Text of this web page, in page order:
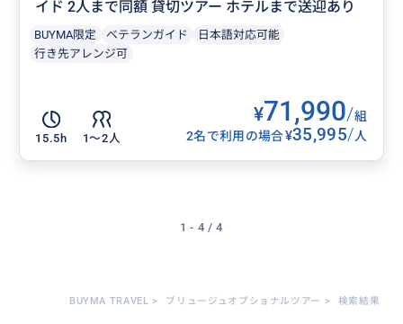
イド 2人まで同額 貸切ツアー ホテルまで送迎あり
BUYMA限定 ベテランガイド
日本語対応可能
行き先アレンジ可
15.5h 1〜2人
¥71,990/組
2名で利用の場合¥35,995/人
1 - 4 / 4
BUYMA TRAVEL > ブリュージュオプショナルツアー > 検索結果